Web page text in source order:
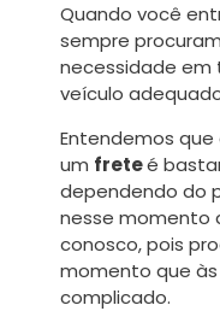
Quando você
sempre
necessidade em
veículo
Entendemos
um freteé
dependendo do
nesse momento
conosco, pois
momento que
complicado.